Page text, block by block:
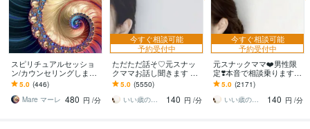
スピリチュアルセッショ
ン/カウンセリングします
情報空間と繋がり望む現
実を創る方向性を導くセ
ッションをします
5.0 (446)
Mare マーレ 480 円 /分
今すぐ相談可能
予約受付中
ただただ話そ♡元スナッ
クママお話し聞きます ゆ
ったり、癒しの時間を╰(*
´︶`*)╯♡
5.0 (5550)
いい歳のエリー♡
140 円 /分
今すぐ相談可能
予約受付中
元スナックママ❤️男性限
定❣️本音で相談乗ります
私に頼ってみませんか❤️
味方になります。
5.0 (2171)
いい歳のエリー♡
140 円 /分